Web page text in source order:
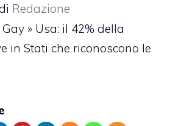
Redazione
» Usa: il 42% della
in Stati che riconoscono le